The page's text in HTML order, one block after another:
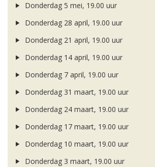
Donderdag 5 mei, 19.00 uur
Donderdag 28 april, 19.00 uur
Donderdag 21 april, 19.00 uur
Donderdag 14 april, 19.00 uur
Donderdag 7 april, 19.00 uur
Donderdag 31 maart, 19.00 uur
Donderdag 24 maart, 19.00 uur
Donderdag 17 maart, 19.00 uur
Donderdag 10 maart, 19.00 uur
Donderdag 3 maart, 19.00 uur